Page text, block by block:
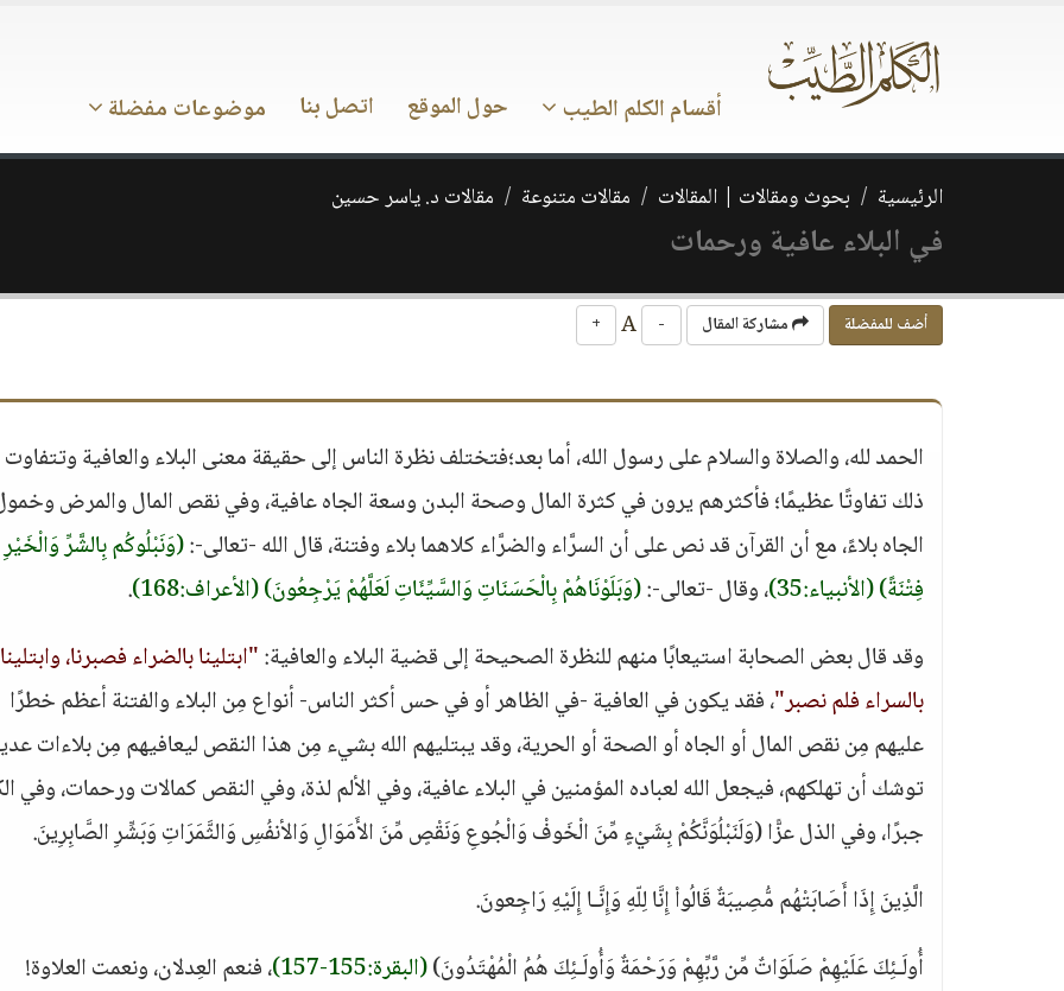
أقسام الكلم الطيب حول الموقع اتصل بنا موضوعات مفضلة
الرئيسية بحوث ومقالات | المقالات مقالات متنوعة مقالات د. ياسر حسين
في البلاء عافية ورحمات
أضف للمفضلة مشاركة المقال -
+
الحمد لله، والصلاة والسلام على رسول الله، أما بعد؛فتختلف نظرة الناس إلى حقيقة معنى البلاء والعافية
ذلك تفاوتًا عظيمًا؛ فأكثرهم يرون في كثرة المال وصحة البدن وسعة الجاه عافية، وفي نقص المال والمرض
الجاه بلاءً، مع أن القرآن قد نص على أن السرَّاء والضرَّاء كلاهما بلاء وفتنة، قال الله -تعالى-:(وَنَبْلُوكُم بِالشَّرِّ وَالْخَيْرِ
فِتْنَةً)(الأنبياء:35) ، وقال -تعالى-:(وَبَلَوْنَاهُمْ بِالْحَسَنَاتِ وَالسَّيِّئَاتِ لَعَلَّهُمْ يَرْجِعُونَ)(الأعراف:168)
.
وقد قال بعض الصحابة استيعابًا منهم للنظرة الصحيحة إلى قضية البلاء والعافية:"ابتلينا بالضراء فصبرنا، وابتلينا
بالسراء فلم نصبر"، فقد يكون في العافية -في الظاهر أو في حس أكثر الناس- أنواع مِن البلاء والفتنة أعظم خطرًا
عليهم مِن نقص المال أو الجاه أو الصحة أو الحرية، وقد يبتليهم الله بشيء مِن هذا النقص ليعافيهم مِن بلاءات
توشك أن تهلكهم، فيجعل الله لعباده المؤمنين في البلاء عافية، وفي الألم لذة، وفي النقص كمالات ورحمات، وفي
جبرًا، وفي الذل عزًّا (وَلَنَبْلُوَنَّكُمْ بِشَيْءٍ مِّنَ الْخَوفْ وَالْجُوعِ وَنَقْصٍ مِّنَ الأَمَوَالِ وَالأنفُسِ وَالثَّمَرَاتِ وَبَشِّرِ الصَّابِرِينَ.
الَّذِينَ إِذَا أَصَابَتْهُم مُّصِيبَةٌ قَالُواْ إِنَّا لِلّهِ وَإِنَّـا إِلَيْهِ رَاجِعونَ.
أُولَـئِكَ عَلَيْهِمْ صَلَوَاتٌ مِّن رَّبِّهِمْ وَرَحْمَةٌ وَأُولَـئِكَ هُمُ الْمُهْتَدُونَ)(البقرة:155-157)
، فنعم العِدلان، ونعمت العلاوة!